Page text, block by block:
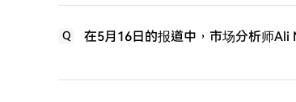
Q 在5月16日的报道中，市场分析师Ali